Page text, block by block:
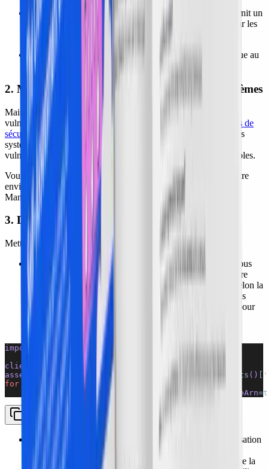
utilisez AWS CloudTrail pour un audit continu — il fournit un
enregistrement détaillé de toutes les actions effectuées par les
utilisateurs sur AWS ;
visez une réduction significative de votre surface d'attaque au
premier trimestre du déploiement.
2. Mettre régulièrement à jour et patcher les systèmes
Maintenir vos systèmes à jour est essentiel pour atténuer les
vulnérabilités. En effet, appliquer et
gérer les derniers correctifs de
sécurité
permet de protéger l'ensemble de vos logiciels et de vos
systèmes. Cette pratique évite aux attaquants d'exploiter des
vulnérabilités connues, souvent les points d'entrée les plus simples.
Vous pouvez automatiser les mises à jour de correctifs dans votre
environnement cloud avec des outils comme AWS Systems
Manager Patch Manager.
3. Donner la priorité à la gestion des risques
Mettez en place ces processus pour éliminer les risques :
réaliser des évaluations de risques régulières :
elles vous
aident à identifier des vulnérabilités potentielles dans votre
infrastructure cloud et à prioriser les efforts de sécurité selon la
gravité et la probabilité. Pour accélérer ce processus, vous
pouvez utiliser un script Python, tel qu'AWS Inspector, pour
effectuer des scans de vulnérabilités automatisés en
environnement cloud :
import
client
boto3.client 'inspector'
assessment_targets
= client.list_assessment_targets ()
for
assessment_targets:
    client.start_assessment_run(assessmentTemplateArn
prioriser les risques selon l'impact potentiel :
la priorisation
garantit une allocation efficace des ressources vers les
vulnérabilités les plus critiques en premier, ce qui renforce la